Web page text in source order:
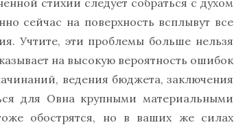
стихии следует собраться с духом
сейчас на поверхность всплывут все
Учтите, эти проблемы больше нельзя
на высокую вероятность ошибок
ведения бюджета, заключения
для Овна крупными материальными
обострятся, но в ваших же силах